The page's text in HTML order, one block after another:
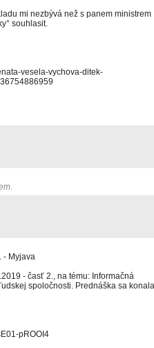
mi nezbývá než s panem ministrem
souhlasit.
vesela-vychova-ditek-
- Myjava
- časť 2., na tému: Informačná
spoločnosti. Prednáška sa konala
pROOI4